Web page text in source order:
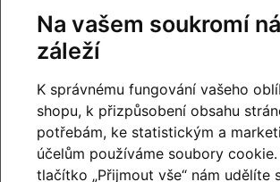
Prodejna Cyklo
Slavkov u Brna
Naši kamennou prodejnu najdeteve
Na vašem soukromí
záleží
K správnému fungování vašeho
shopu, k přizpůsobení obsahu
potřebám, ke statistickým a
účelům používáme soubory
tlačítko „Přijmout vše“ nám udělíte